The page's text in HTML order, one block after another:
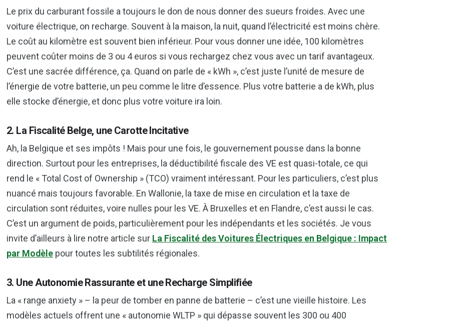
Le prix du carburant fossile a toujours le don de nous donner des sueurs froides. Avec une
voiture électrique, on recharge. Souvent à la maison, la nuit, quand l’électricité est moins chère.
Le coût au kilomètre est souvent bien inférieur. Pour vous donner une idée, 100 kilomètres
peuvent coûter moins de 3 ou 4 euros si vous rechargez chez vous avec un tarif avantageux.
C’est une sacrée différence, ça. Quand on parle de « kWh », c’est juste l’unité de mesure de
l’énergie de votre batterie, un peu comme le litre d’essence. Plus votre batterie a de kWh, plus
elle stocke d’énergie, et donc plus votre voiture ira loin.
2. La Fiscalité Belge, une Carotte Incitative
Ah, la Belgique et ses impôts ! Mais pour une fois, le gouvernement pousse dans la bonne
direction. Surtout pour les entreprises, la déductibilité fiscale des VE est quasi-totale, ce qui
rend le « Total Cost of Ownership » (TCO) vraiment intéressant. Pour les particuliers, c’est plus
nuancé mais toujours favorable. En Wallonie, la taxe de mise en circulation et la taxe de
circulation sont réduites, voire nulles pour les VE. À Bruxelles et en Flandre, c’est aussi le cas.
C’est un argument de poids, particulièrement pour les indépendants et les sociétés. Je vous
invite d’ailleurs à lire notre article sur La Fiscalité des Voitures Électriques en Belgique : Impact
par Modèle pour toutes les subtilités régionales.
3. Une Autonomie Rassurante et une Recharge Simplifiée
La « range anxiety » – la peur de tomber en panne de batterie – c’est une vieille histoire. Les
modèles actuels offrent une « autonomie WLTP » qui dépasse souvent les 300 ou 400